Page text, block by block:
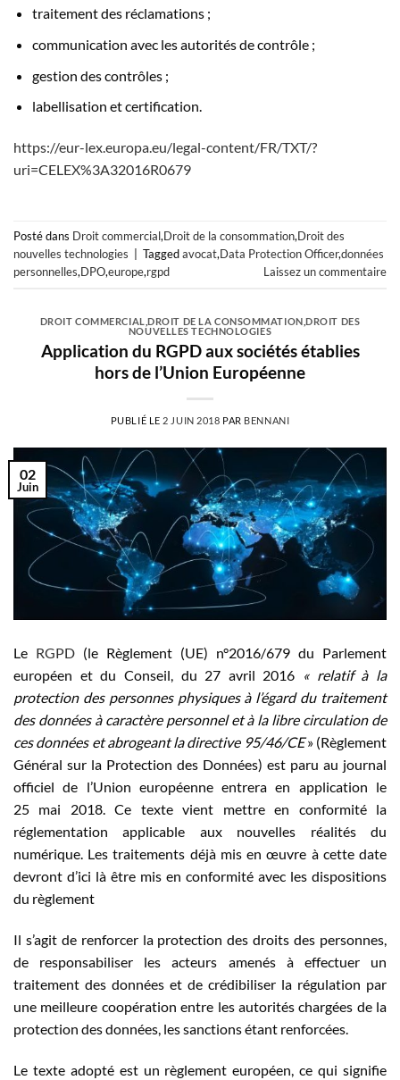
traitement des réclamations ;
communication avec les autorités de contrôle ;
gestion des contrôles ;
labellisation et certification.
https://eur-lex.europa.eu/legal-content/FR/TXT/?
uri=CELEX%3A32016R0679
Posté dans Droit commercial,Droit de la consommation,Droit des
nouvelles technologies
Taggedavocat,Data Protection Officer,données
personnelles,DPO,europe,rgpd Laissez un commentaire
DROIT COMMERCIAL ,DROIT DE LA CONSOMMATION ,DROIT DES
NOUVELLES TECHNOLOGIES
Application du RGPD aux sociétés établies
hors de l’Union Européenne
PUBLIÉ LE 2 JUIN 2018 PAR BENNANI
02
Juin
Le RGPD (le Règlement (UE) n°2016/679 du Parlement
européen et du Conseil, du 27 avril 2016 « relatif à la
protection des personnes physiques à l’égard du traitement
des données à caractère personnel et à la libre circulation de
ces données et abrogeant la directive 95/46/CE» (Règlement
Général sur la Protection des Données) est paru au journal
officiel de l’Union européenne entrera en application le
25 mai 2018. Ce texte vient mettre en conformité la
réglementation applicable aux nouvelles réalités du
numérique. Les traitements déjà mis en œuvre à cette date
devront d’ici là être mis en conformité avec les dispositions
du règlement
Il s’agit de renforcer la protection des droits des personnes,
de responsabiliser les acteurs amenés à effectuer un
traitement des données et de crédibiliser la régulation par
une meilleure coopération entre les autorités chargées de la
protection des données, les sanctions étant renforcées.
Le texte adopté est un règlement européen, ce qui signifie